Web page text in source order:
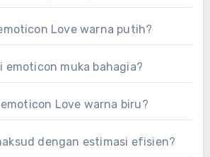
Love warna putih?
emoticon muka bahagia?
Love warna biru?
dengan estimasi efisien?